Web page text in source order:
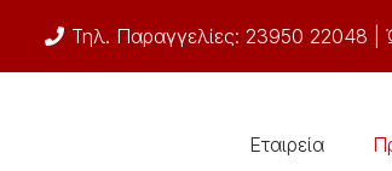
Τηλ. Παραγγελίες: 23950 22048 |
Εταιρεία